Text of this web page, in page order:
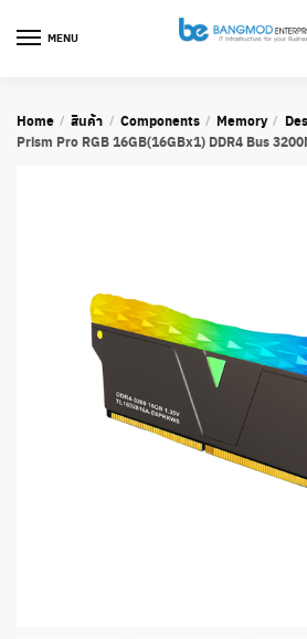
MENU
Home / สินค้า / Components / Memory /
Prism Pro RGB 16GB(16GBx1) DDR4 Bus